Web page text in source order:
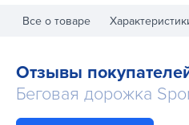
Все о товаре
Отзывы
Беговая дорожка